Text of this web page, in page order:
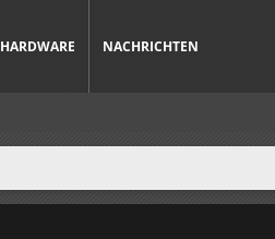
HARDWARE NACHRICHTEN